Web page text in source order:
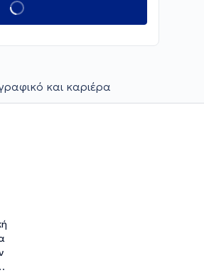
και καριέρα